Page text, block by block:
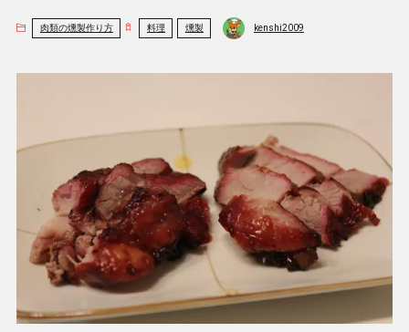
肉類の燻製作り方 料理 燻製 kenshi2009